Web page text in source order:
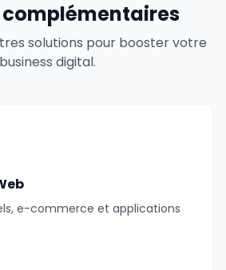
complémentaires
solutions pour booster votre
business digital.
e-commerce et applications